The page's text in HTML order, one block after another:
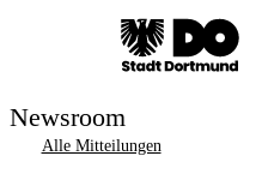
Newsroom
Alle Mitteilungen